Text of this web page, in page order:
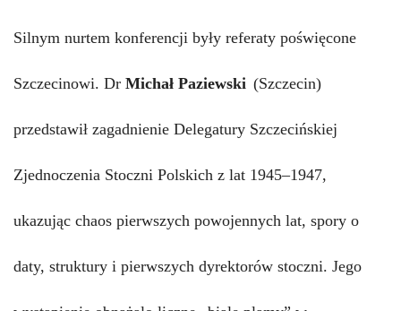
Silnym nurtem konferencji były referaty poświęcone
Szczecinowi. Dr Michał Paziewski (Szczecin)
przedstawił zagadnienie Delegatury Szczecińskiej
Zjednoczenia Stoczni Polskich z lat 1945–1947,
ukazując chaos pierwszych powojennych lat, spory o
daty, struktury i pierwszych dyrektorów stoczni. Jego